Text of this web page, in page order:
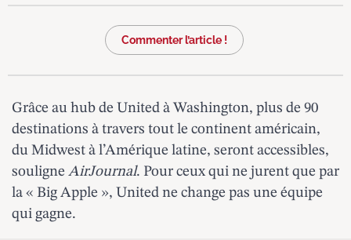
Commenter l’article !
Grâce au hub de United à Washington, plus de 90
destinations à travers tout le continent américain,
du Midwest à l’Amérique latine, seront accessibles,
souligne AirJournal. Pour ceux qui ne jurent que par
la « Big Apple », United ne change pas une équipe
qui gagne.